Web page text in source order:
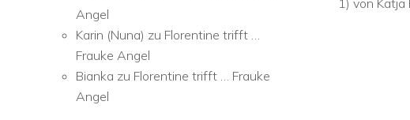
Angel
Karin (Nuna) zu Florentine trifft …
Frauke Angel
Bianka zu Florentine trifft … Frauke
Angel
1) von Katja